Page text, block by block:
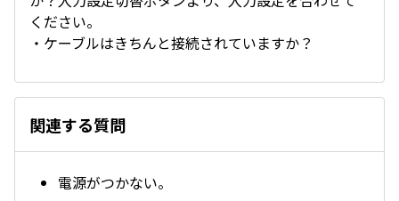
ください。
・ケーブルはきちんと接続されていますか？
関連する質問
電源がつかない。